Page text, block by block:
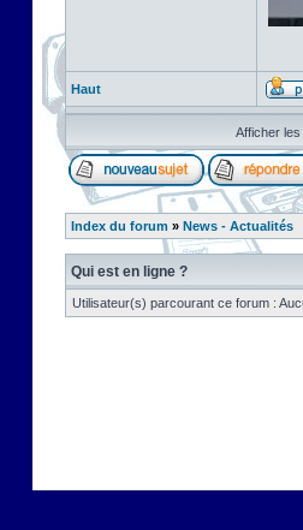
Haut
Afficher
Index du forum » News - Actualités
Qui est en ligne ?
Utilisateur(s) parcourant ce forum :